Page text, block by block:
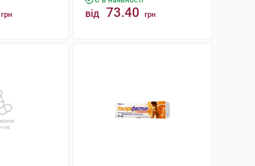
грн від 73.40 грн